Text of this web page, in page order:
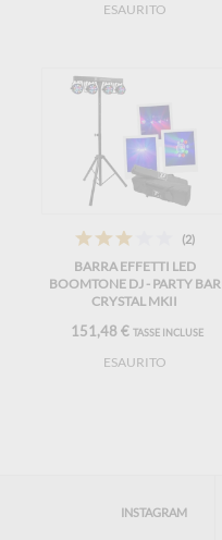
ESAURITO
(2)
BARRA EFFETTI LED
BOOMTONE DJ - PARTY BAR
CRYSTAL MKII
151,48 € TASSE INCLUSE
ESAURITO
INSTAGRAM